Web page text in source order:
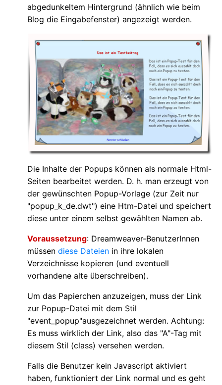
abgedunkeltem Hintergrund (ähnlich wie beim
Blog die Eingabefenster) angezeigt werden.
Die Inhalte der Popups können als normale Html-
Seiten bearbeitet werden. D. h. man erzeugt von
der gewünschten Popup-Vorlage (zur Zeit nur
"popup_k_de.dwt") eine Htm-Datei und speichert
diese unter einem selbst gewählten Namen ab.
Voraussetzung: Dreamweaver-BenutzerInnen
müssen diese Dateien in ihre lokalen
Verzeichnisse kopieren (und eventuell
vorhandene alte überschreiben).
Um das Papierchen anzuzeigen, muss der Link
zur Popup-Datei mit dem Stil
"event_popup"ausgezeichnet werden. Achtung:
Es muss wirklich der Link, also das "A"-Tag mit
diesem Stil (class) versehen werden.
Falls die Benutzer kein Javascript aktiviert
haben, funktioniert der Link normal und es geht